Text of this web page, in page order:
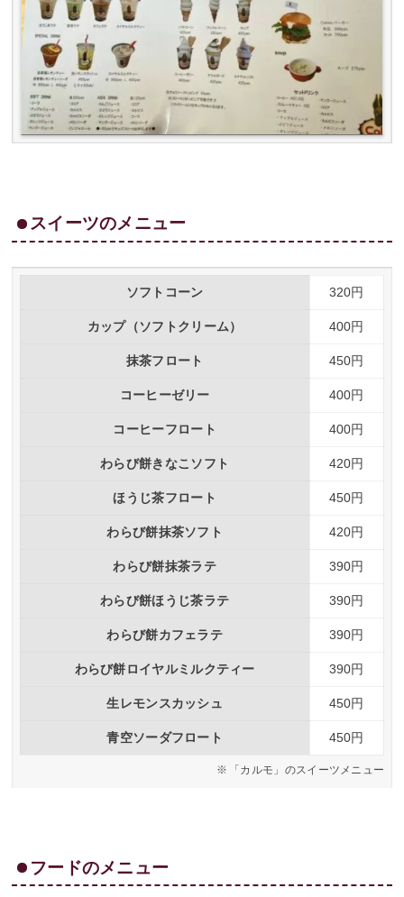
スイーツのメニュー
ソフトコーン 320円
カップ（ソフトクリーム） 400円
抹茶フロート 450円
コーヒーゼリー 400円
コーヒーフロート 400円
わらび餅きなこソフト 420円
ほうじ茶フロート 450円
わらび餅抹茶ソフト 420円
わらび餅抹茶ラテ 390円
わらび餅ほうじ茶ラテ 390円
わらび餅カフェラテ 390円
わらび餅ロイヤルミルクティー 390円
生レモンスカッシュ 450円
青空ソーダフロート 450円
「カルモ」のスイーツメニュー
フードのメニュー